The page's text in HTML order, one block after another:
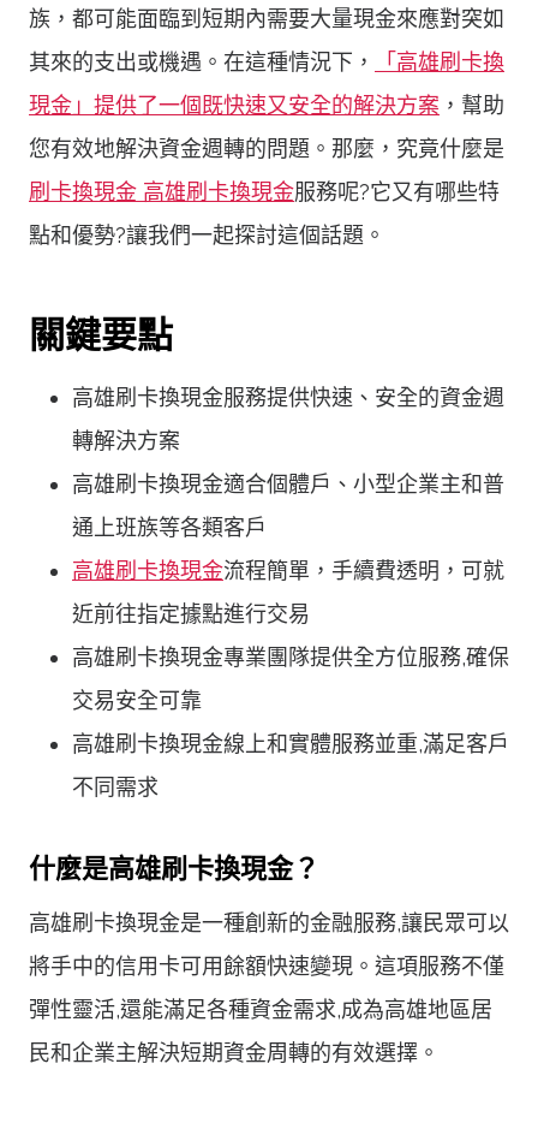
族，都可能面臨到短期內需要大量現金來應對突如
其來的支出或機遇。在這種情況下，
「高雄刷卡換
現金」提供了一個既快速又安全的解決方案 ，幫助
您有效地解決資金週轉的問題。那麼，究竟什麼是
刷卡換現金 高雄刷卡換現金服務呢?它又有哪些特
點和優勢?讓我們一起探討這個話題。
關鍵要點
高雄刷卡換現金服務提供快速、安全的資金週
轉解決方案
高雄刷卡換現金適合個體戶、小型企業主和普
通上班族等各類客戶
高雄刷卡換現金流程簡單，手續費透明，可就
近前往指定據點進行交易
高雄刷卡換現金專業團隊提供全方位服務,確保
交易安全可靠
高雄刷卡換現金線上和實體服務並重,滿足客戶
不同需求
什麼是高雄刷卡換現金？
高雄刷卡換現金是一種創新的金融服務,讓民眾可以
將手中的信用卡可用餘額快速變現。這項服務不僅
彈性靈活,還能滿足各種資金需求,成為高雄地區居
民和企業主解決短期資金周轉的有效選擇。